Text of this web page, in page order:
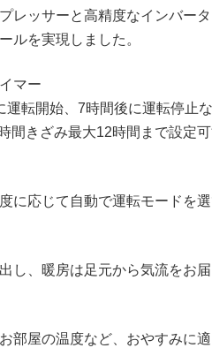
レッサーと高精度なインバー
ルを実現しました。
マー
運転開始、7時間後に運転停止
間きざみ最大12時間まで設定
に応じて自動で運転モードを選
し、暖房は足元から気流をお届
部屋の温度など、おやすみに